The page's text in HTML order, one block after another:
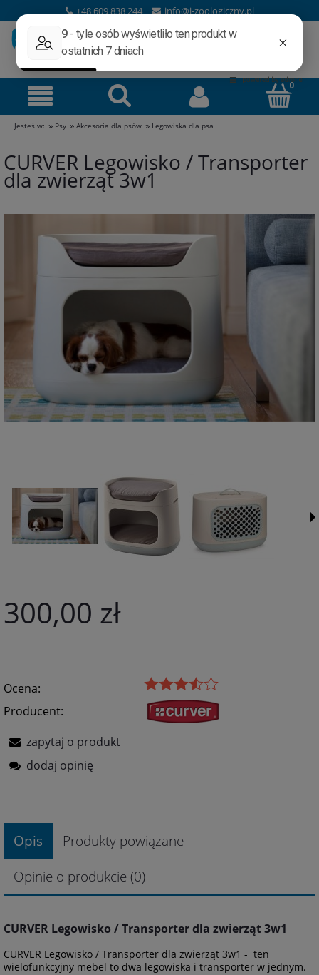
+48 609 838 244 info@i-zoologiczny.pl
Jesteś w: » Psy » Akcesoria dla psów » Legowiska dla psa
CURVER Legowisko / Transporter
dla zwierząt 3w1
300,00 zł
Ocena:
Producent:
zapytaj o produkt
dodaj opinię
Opis
Produkty powiązane
Opinie o produkcie (0)
CURVER Legowisko / Transporter dla zwierząt 3w1
CURVER Legowisko / Transporter dla zwierząt 3w1 - ten
wielofunkcyjny mebel to dwa legowiska i transporter w jednym.